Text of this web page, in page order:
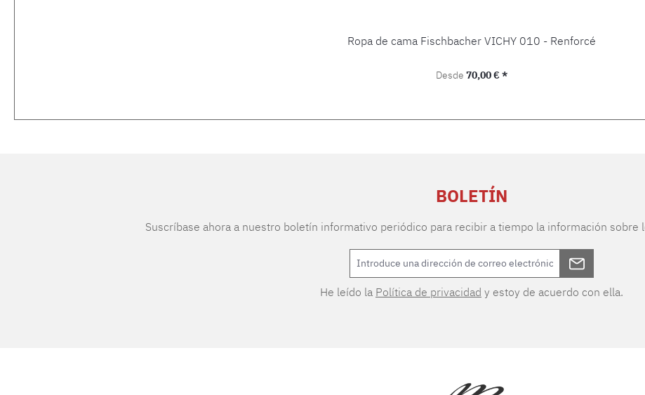
Ropa de cama Fischbacher VICHY 010 - Renforcé
Precio normal:
Desde 70,00 € *
BOLETÍN
Suscríbase ahora a nuestro boletín informativo periódico para recibir a tiempo la información sobre
He leído la Política de privacidad y estoy de acuerdo con ella.